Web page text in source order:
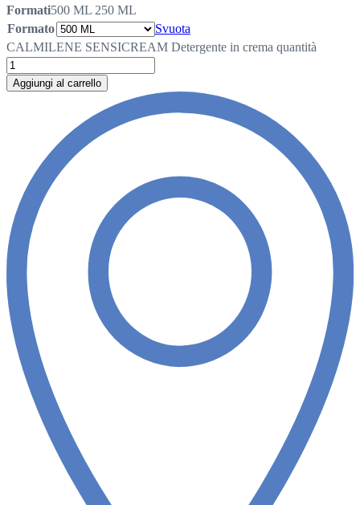
Formati500 ML 250 ML
Formato
Svuota
CALMILENE SENSICREAM Detergente in crema quantità
Aggiungi al carrello